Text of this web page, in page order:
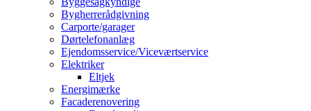
Bygherrerådgivning
Carporte/garager
Dørtelefonanlæg
Ejendomsservice/Viceværtservice
Elektriker
Eltjek
Energimærke
Facaderenovering